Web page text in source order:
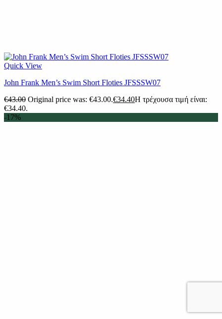
Quick View
John Frank Men’s Swim Short Floties JFSSSW07
€43.00 Original price was: €43.00.€34.40Η τρέχουσα τιμή είναι:
€34.40.
-17%